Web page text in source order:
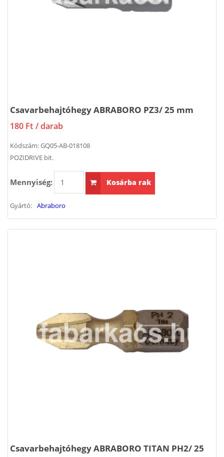
Csavarbehajtóhegy ABRABORO PZ3/ 25 mm
180 Ft / darab
Kódszám:GQ05-AB-018108
POZIDRIVE bit.
Mennyiség: Kosárba rak
Gyártó: Abraboro
Csavarbehajtóhegy ABRABORO TITAN PH2/ 25